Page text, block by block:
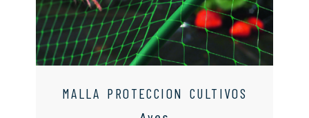
MALLA PROTECCION CULTIVOS